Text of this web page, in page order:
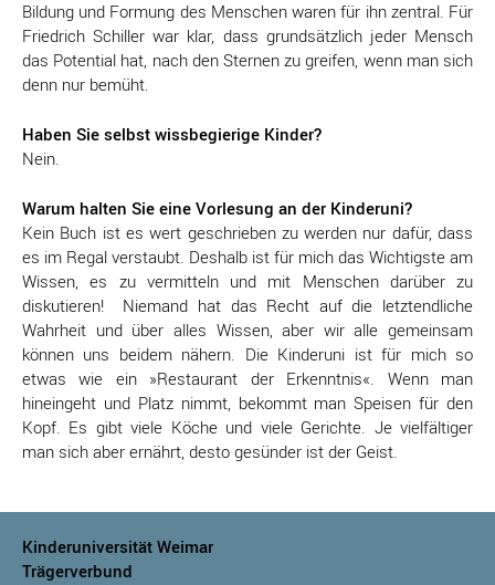
Bildung und Formung des Menschen waren für ihn zentral. Für
Friedrich Schiller war klar, dass grundsätzlich jeder Mensch
das Potential hat, nach den Sternen zu greifen, wenn man sich
denn nur bemüht.
Haben Sie selbst wissbegierige Kinder?
Nein.
Warum halten Sie eine Vorlesung an der Kinderuni?
Kein Buch ist es wert geschrieben zu werden nur dafür, dass
es im Regal verstaubt. Deshalb ist für mich das Wichtigste am
Wissen, es zu vermitteln und mit Menschen darüber zu
diskutieren! Niemand hat das Recht auf die letztendliche
Wahrheit und über alles Wissen, aber wir alle gemeinsam
können uns beidem nähern. Die Kinderuni ist für mich so
etwas wie ein »Restaurant der Erkenntnis«. Wenn man
hineingeht und Platz nimmt, bekommt man Speisen für den
Kopf. Es gibt viele Köche und viele Gerichte. Je vielfältiger
man sich aber ernährt, desto gesünder ist der Geist.
Kinderuniversität Weimar
Trägerverbund